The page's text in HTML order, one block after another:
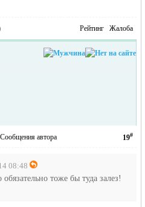
Рейтинг Жалоба
19#
Сообщения автора
08:48
тоже бы туда залез!